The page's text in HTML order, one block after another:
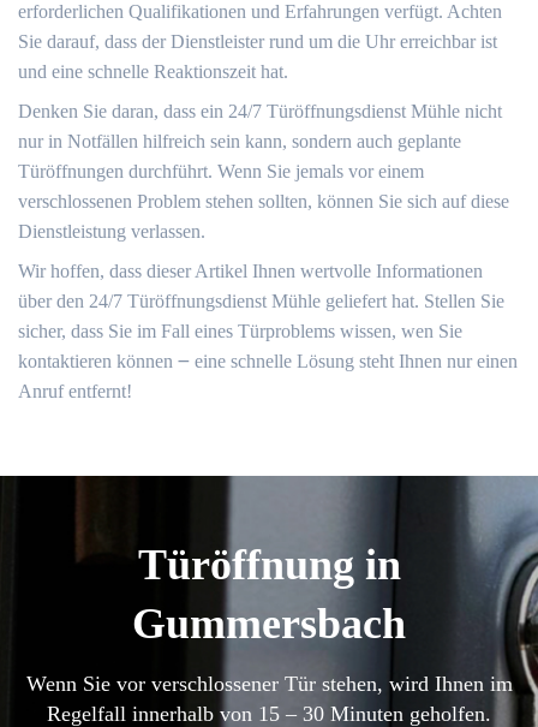
erforderlichen Qualifikationen und Erfahrungen verfügt.​ Achten
Sie darauf, dass der Dienstleister rund um die Uhr erreichbar ist
und eine schnelle Reaktionszeit hat.
Denken Sie daran, dass ein 24/7 Türöffnungsdienst Mühle nicht
nur in Notfällen hilfreich sein kann, sondern auch geplante
Türöffnungen durchführt.​ Wenn Sie jemals vor einem
verschlossenen Problem stehen sollten, können Sie sich auf diese
Dienstleistung verlassen.
Wir hoffen, dass dieser Artikel Ihnen wertvolle Informationen
über den 24/7 Türöffnungsdienst Mühle geliefert hat. Stellen Sie
sicher, dass Sie im Fall eines Türproblems wissen, wen Sie
kontaktieren können ౼ eine schnelle Lösung steht Ihnen nur einen
Anruf entfernt!​
Türöffnung in
Gummersbach
Wenn Sie vor verschlossener Tür stehen, wird Ihnen im
Regelfall innerhalb von 15 – 30 Minuten geholfen.